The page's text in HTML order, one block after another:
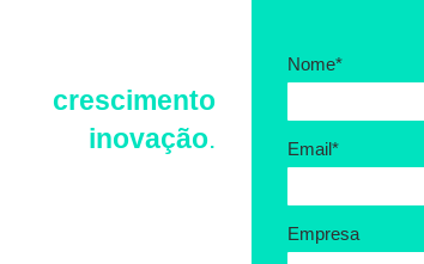
crescimento
inovação.
Nome*
Email*
Empresa